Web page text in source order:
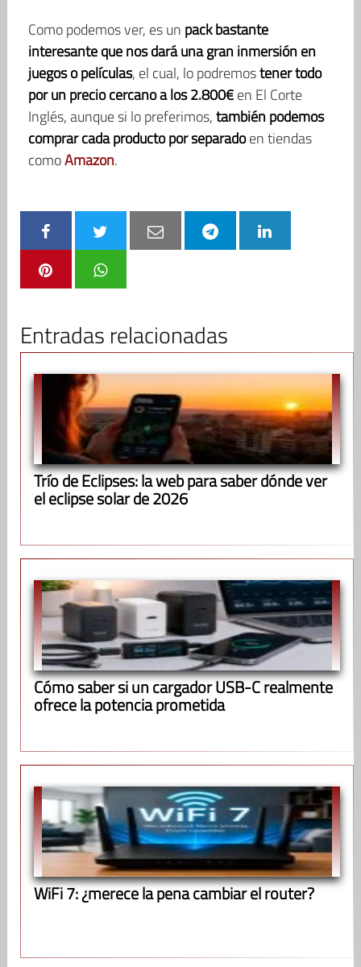
Como podemos ver, es un pack bastante
interesante que nos dará una gran inmersión en
juegos o películas, el cual, lo podremostener todo
por un precio cercano a los 2.800€en El Corte
Inglés, aunque si lo preferimos,también podemos
comprar cada producto por separadoen tiendas
comoAmazon.
Entradas relacionadas
Trío de Eclipses: la web para saber dónde ver
el eclipse solar de 2026
Cómo saber si un cargador USB-C realmente
ofrece la potencia prometida
WiFi 7: ¿merece la pena cambiar el router?